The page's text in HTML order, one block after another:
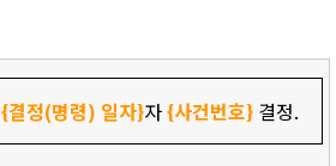
{결정(명령) 일자}자{사건번호} 결정.